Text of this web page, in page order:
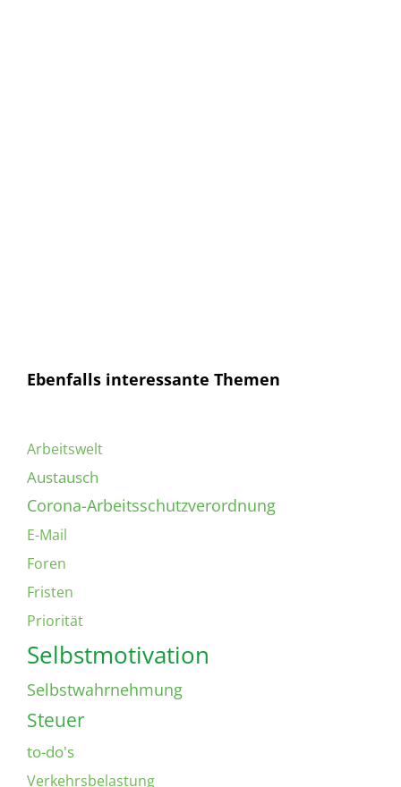
Ebenfalls interessante Themen
Arbeitswelt
Austausch
Corona-Arbeitsschutzverordnung
E-Mail
Foren
Fristen
Priorität
Selbstmotivation
Selbstwahrnehmung
Steuer
to-do's
Verkehrsbelastung